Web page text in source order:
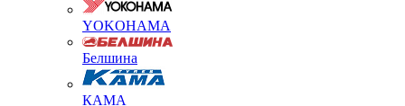
YOKOHAMA
Белшина
КАМА